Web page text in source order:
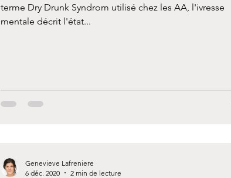
terme Dry Drunk Syndrom utilisé chez les AA, l'ivresse
mentale décrit l'état...
Genevieve Lafreniere
6 déc. 2020
2 min de lecture